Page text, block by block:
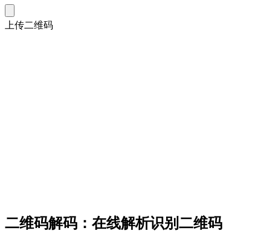
上传二维码
二维码解码：在线解析识别二维码